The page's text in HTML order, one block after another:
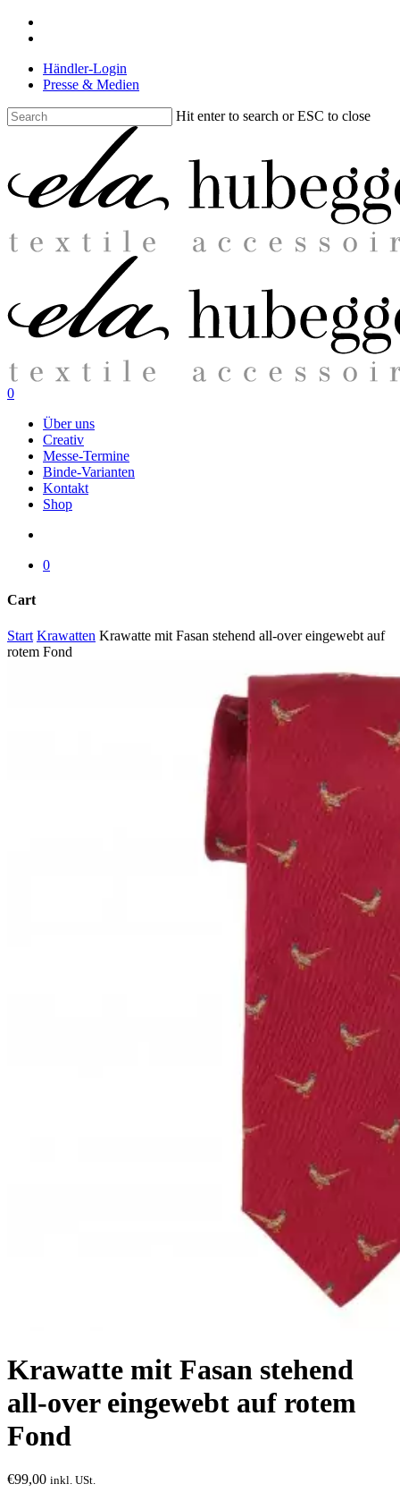
Skip
contentHändler-Login
Presse & Medien
Hit enter to search or ESC to close
search
0
Über uns
Creativ
Messe-Termine
Binde-Varianten
Kontakt
Shop
0
Cart
Close
Cart
Start Krawatten Krawatte mit Fasan stehend all-over eingewebt auf
rotem Fond
Krawatte mit Fasan stehend
all-over eingewebt auf rotem
Fond
€99,00 inkl. USt.